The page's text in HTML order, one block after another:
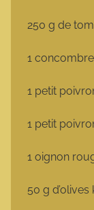
250 g de
1
1 petit
1 petit
1 oignon
50 g